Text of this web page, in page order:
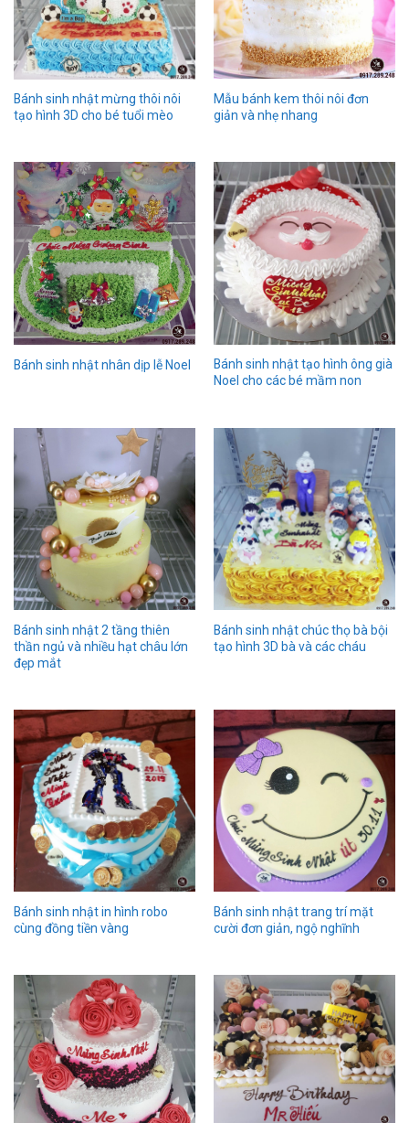
Bánh sinh nhật mừng thôi nôi
tạo hình 3D cho bé tuổi mèo
Mẫu bánh kem thôi nôi đơn
giản và nhẹ nhang
Bánh sinh nhật nhân dịp lễ Noel
Bánh sinh nhật tạo hình ông già
Noel cho các bé mầm non
Bánh sinh nhật 2 tầng thiên
thần ngủ và nhiều hạt châu lớn
đẹp mắt
Bánh sinh nhật chúc thọ bà bội
tạo hình 3D bà và các cháu
Bánh sinh nhật in hình robo
cùng đồng tiền vàng
Bánh sinh nhật trang trí mặt
cười đơn giản, ngộ nghĩnh